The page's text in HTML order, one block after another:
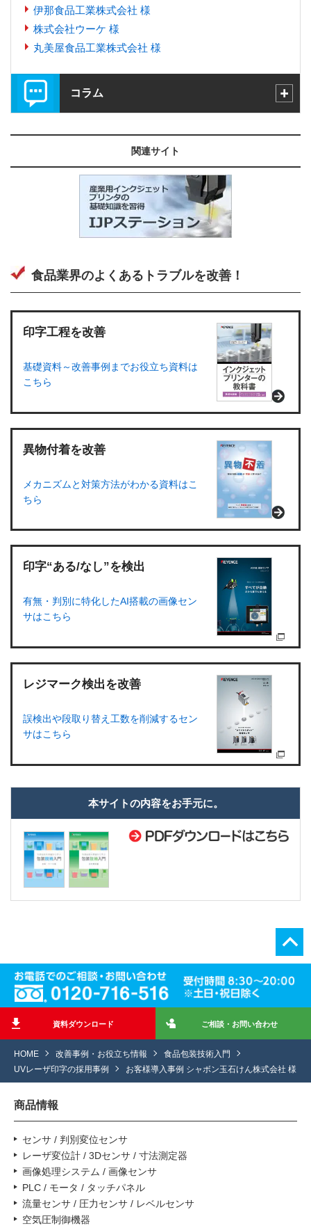
HOME 改善事例・お役立ち情報
食品包装技術入門
UVレーザ印字の採用事例
お客様導入事例 シャボン玉石けん株式会社 様
伊那食品工業株式会社 様
株式会社ウーケ 様
丸美屋食品工業株式会社 様
コラム
関連サイト
食品業界のよくあるトラブルを改善！
印字工程を改善
基礎資料～改善事例までお役立ち資料は
こちら
異物付着を改善
メカニズムと対策方法がわかる資料はこ
ちら
印字“ある/なし”を検出
有無・判別に特化したAI搭載の画像セン
サはこちら
レジマーク検出を改善
誤検出や段取り替え工数を削減するセン
サはこちら
本サイトの内容をお手元に。
資料ダウンロード ご相談・お問い合わせ
商品情報
センサ / 判別変位センサ
レーザ変位計 / 3Dセンサ / 寸法測定器
画像処理システム / 画像センサ
PLC / モータ / タッチパネル
流量センサ / 圧力センサ / レベルセンサ
空気圧制御機器